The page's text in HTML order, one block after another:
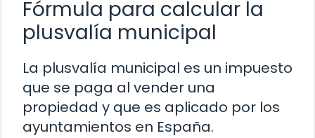
Fórmula para calcular la
plusvalía municipal
La plusvalía municipal es un impuesto
que se paga al vender una
propiedad y que es aplicado por los
ayuntamientos en España.